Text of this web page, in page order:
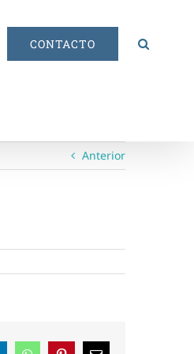
CONTACTO
Anterior